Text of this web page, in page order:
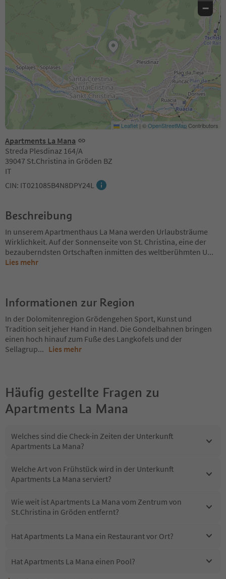
Apartments La Mana
Streda Plesdinaz 164/A
39047 St.Christina in Gröden BZ
IT
CIN: IT021085B4N8DPY24L
−
Leaflet | ©OpenStreetMapContributors
Beschreibung
In unserem Apartmenthaus La Mana werden Urlaubsträume
Wirklichkeit. Auf der Sonnenseite von St. Christina, eine der
bezauberndsten Ortschaften inmitten des weltberühmten U...
Lies mehr
Informationen zur Region
In der Dolomitenregion Grödengehen Sport, Kunst und
Tradition seit jeher Hand in Hand. Die Gondelbahnen bringen
einen hoch hinauf zum Fuße des Langkofels und der
Sellagrup... Lies mehr
Häufig gestellte Fragen zu
Apartments La Mana
Welches sind die Check-in Zeiten der Unterkunft
Apartments La Mana?
Welche Art von Frühstück wird in der Unterkunft
Apartments La Mana serviert?
Wie weit ist Apartments La Mana vom Zentrum von
St.Christina in Gröden entfernt?
Hat Apartments La Mana ein Restaurant vor Ort?
Hat Apartments La Mana einen Pool?